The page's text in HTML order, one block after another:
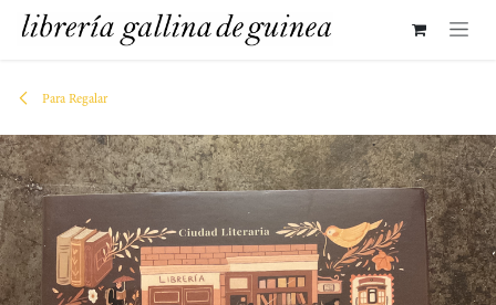
Para Regalar